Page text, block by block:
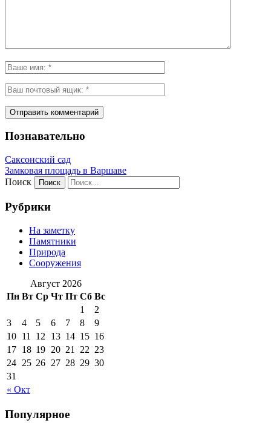
Познавательно
Саксонский сад
Замковая площадь в Варшаве
Поиск
Рубрики
На заметку
Памятники
Природа
Сооружения
Август 2026
Пн Вт Ср Чт Пт Сб Вс
« Окт
1
2
3
4 5 6 7 8
9
10 11 12 13 14 15 16
17 18 19 20 21 22 23
24 25 26 27 28 29 30
31
Популярное